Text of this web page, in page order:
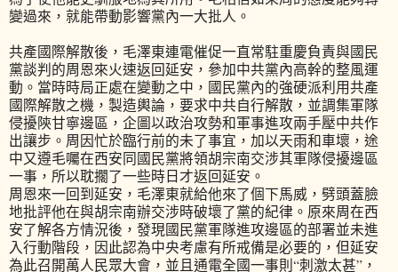
變過來，就能帶動影響黨內一大批人。
共產國際解散後，毛澤東連電催促一直常駐重慶負責與國民
黨談判的周恩來火速返回延安，參加中共黨內高幹的整風運
動。當時時局正處在變動之中，國民黨內的強硬派利用共產
國際解散之機，製造輿論，要求中共自行解散，並調集軍隊
侵擾陝甘寧邊區，企圖以政治攻勢和軍事進攻兩手壓中共作
出讓步。周因忙於臨行前的未了事宜，加以天雨和車壞，途
中又遵毛囑在西安同國民黨將領胡宗南交涉其軍隊侵擾邊區
一事，所以耽擱了一些時日才返回延安。
周恩來一回到延安，毛澤東就給他來了個下馬威，劈頭蓋臉
地批評他在與胡宗南辦交涉時破壞了黨的紀律。原來周在西
安了解各方情況後，發現國民黨軍隊進攻邊區的部署並未進
入行動階段，因此認為中央考慮有所戒備是必要的，但延安
為此召開萬人民眾大會，並且通電全國一事則“刺激太甚”，